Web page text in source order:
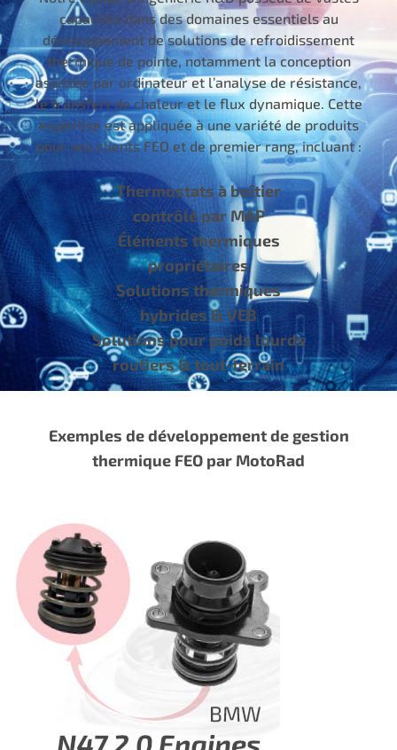
capacités dans des domaines essentiels au
développement de solutions de refroidissement
thermique de pointe, notamment la conception
assistée par ordinateur et l’analyse de résistance,
le transfert de chaleur et le flux dynamique. Cette
expertise est appliquée à une variété de produits
pour nos clients FEO et de premier rang, incluant :
Thermostats à boîtier
contrôlé par MAP
Éléments thermiques
propriétaires
Solutions thermiques
hybrides & VEB
Solutions pour poids lourds
routiers & tout-terrain
Exemples de développement de gestion
thermique FEO par MotoRad